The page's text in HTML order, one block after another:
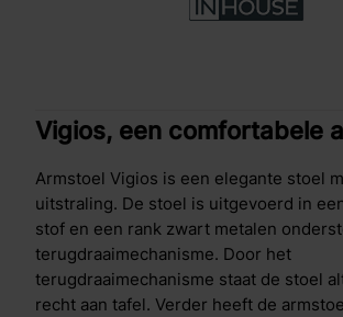
Vigios, een comfortabele
Armstoel Vigios is een elegante stoel
uitstraling. De stoel is uitgevoerd in
stof en een rank zwart metalen
terugdraaimechanisme. Door het
terugdraaimechanisme staat de stoel
recht aan tafel. Verder heeft de